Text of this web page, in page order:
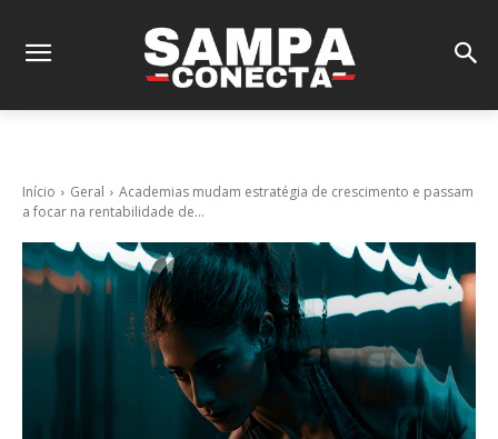
Início Geral
Academias mudam estratégia de crescimento e passam
a focar na rentabilidade de...